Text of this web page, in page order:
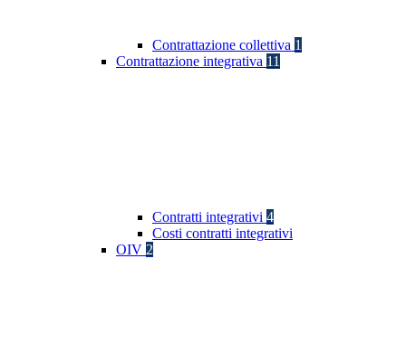
Contrattazione collettiva 1
Contrattazione integrativa 11
Contratti integrativi 4
Costi contratti integrativi
OIV 2